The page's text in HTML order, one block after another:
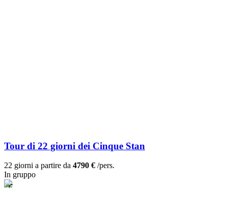
Tour di 22 giorni dei Cinque Stan
22 giorni a partire da 4790 € /pers.
In gruppo